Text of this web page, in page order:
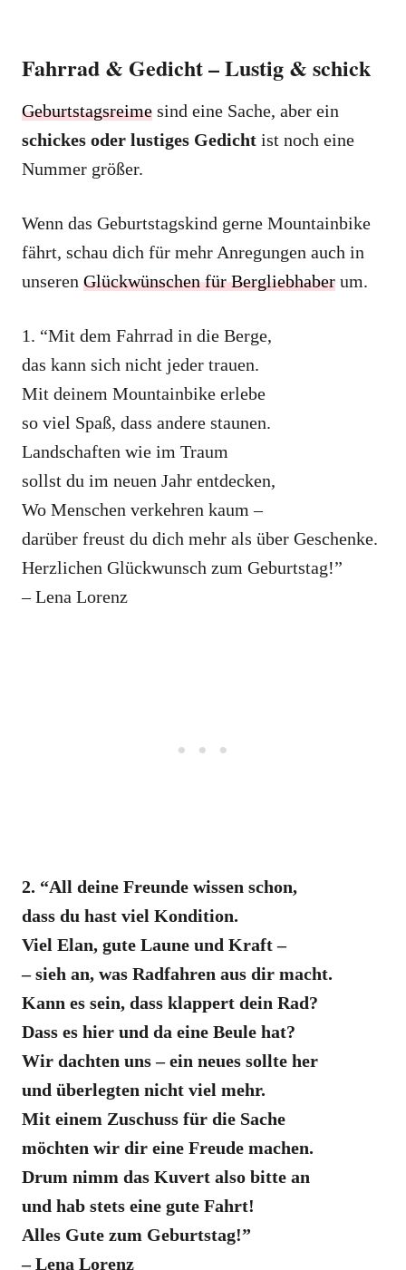
Fahrrad & Gedicht – Lustig & schick
Geburtstagsreime sind eine Sache, aber ein
schickes oder lustiges Gedicht ist noch eine
Nummer größer.
Wenn das Geburtstagskind gerne Mountainbike
fährt, schau dich für mehr Anregungen auch in
unseren Glückwünschen für Bergliebhaber um.
1. “Mit dem Fahrrad in die Berge,
das kann sich nicht jeder trauen.
Mit deinem Mountainbike erlebe
so viel Spaß, dass andere staunen.
Landschaften wie im Traum
sollst du im neuen Jahr entdecken,
Wo Menschen verkehren kaum –
darüber freust du dich mehr als über Geschenke.
Herzlichen Glückwunsch zum Geburtstag!”
– Lena Lorenz
2. “All deine Freunde wissen schon,
dass du hast viel Kondition.
Viel Elan, gute Laune und Kraft –
– sieh an, was Radfahren aus dir macht.
Kann es sein, dass klappert dein Rad?
Dass es hier und da eine Beule hat?
Wir dachten uns – ein neues sollte her
und überlegten nicht viel mehr.
Mit einem Zuschuss für die Sache
möchten wir dir eine Freude machen.
Drum nimm das Kuvert also bitte an
und hab stets eine gute Fahrt!
Alles Gute zum Geburtstag!”
– Lena Lorenz